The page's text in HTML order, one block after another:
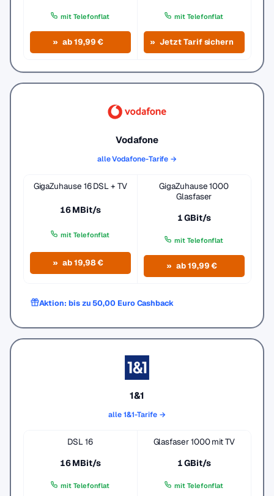
mit Telefonflat
ab 19,99 €
mit Telefonflat
Jetzt Tarif sichern
Vodafone
alle Vodafone-Tarife →
GigaZuhause 16 DSL + TV
16 MBit/s
mit Telefonflat
ab 19,98 €
GigaZuhause 1000
Glasfaser
1 GBit/s
mit Telefonflat
ab 19,99 €
Aktion: bis zu 50,00 Euro Cashback
1&1
alle 1&1-Tarife →
DSL 16
16 MBit/s
mit Telefonflat
Glasfaser 1000 mit TV
1 GBit/s
mit Telefonflat